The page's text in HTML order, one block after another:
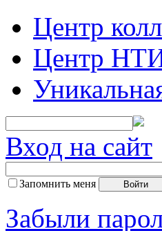
Центр
Центр
Вход на сайт
Запомнить меня
Забыли